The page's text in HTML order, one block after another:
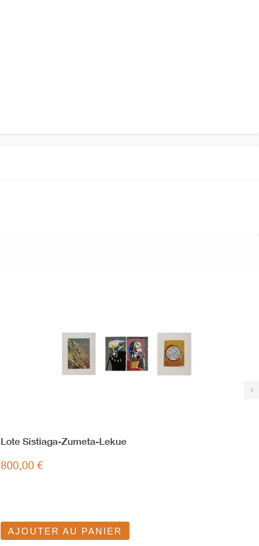
›
Lote Sistiaga-Zumeta-Lekue
800,00 €
AJOUTER AU PANIER